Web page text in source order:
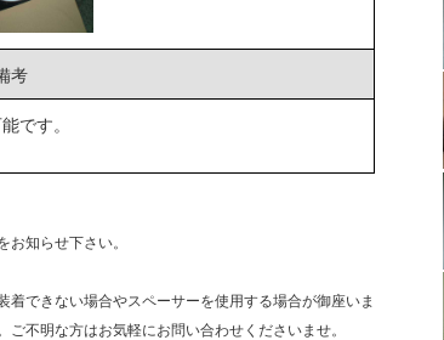
考
です。
知らせ下さい。
できない場合やスペーサーを使用する場合が御座いま
不明な方はお気軽にお問い合わせくださいませ。